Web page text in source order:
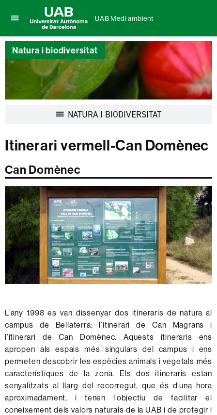
per
desplegar
el
menú
Universitat
Autònoma
de
Barcelona
UAB Medi ambient
Natura i biodiversitat
NATURA I BIODIVERSITATDesplegar
Itinerari vermell-Can Domènec
Can Domènec
L’any 1998 es van dissenyar dos itineraris de natura al
campus de Bellaterra: l’itinerari de Can Magrans i
l’itinerari de Can Domènec. Aquests itineraris ens
apropen als espais més singulars del campus i ens
permeten descobrir les espècies animals i vegetals més
característiques de la zona. Els dos itineraris estan
senyalitzats al llarg del recorregut, que és d’una hora
aproximadament, i tenen l’objectiu de facilitar el
coneixement dels valors naturals de la UAB i de protegir i